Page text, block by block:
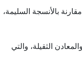
بالأنسجة السليمة،
الثقيلة، والتي